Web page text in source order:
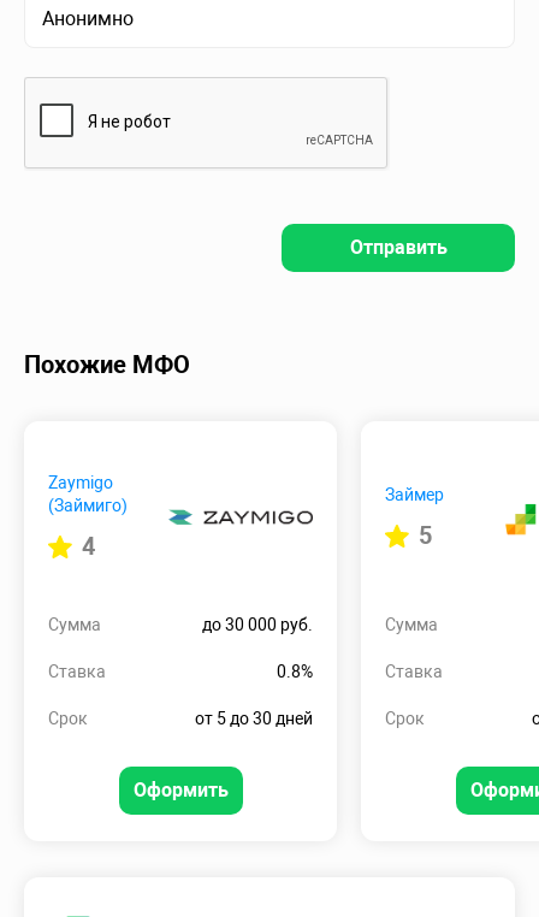
Отправить
Похожие МФО
Zaymigo
(Займиго)
4
Сумма до 30 000 руб.
Ставка 0.8%
Срок от 5 до 30 дней
Оформить
Займер
5
Сумма
Ставка
Срок